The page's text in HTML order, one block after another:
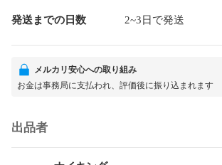
発送までの日数 2~3日で発送
メルカリ安心への取り組み
お金は事務局に支払われ、評価後に振り込まれます
出品者